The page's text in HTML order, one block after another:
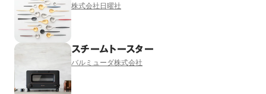
株式会社日曜社
スチームトースター
バルミューダ株式会社